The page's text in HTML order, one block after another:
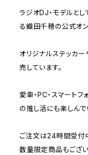
ラジオDJ・モデルと
る織田千穂の公式オン
オリジナルステッカ
売しています。
愛車・PC・スマートフ
の推し活にも楽しんで
ご注文は24時間受付
数量限定商品もござい